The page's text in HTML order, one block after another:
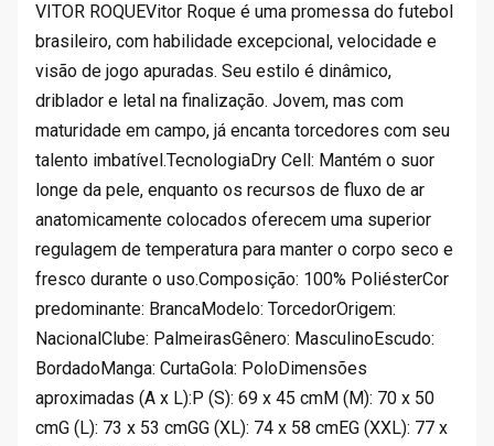
VITOR ROQUEVitor Roque é uma promessa do futebol
brasileiro, com habilidade excepcional, velocidade e
visão de jogo apuradas. Seu estilo é dinâmico,
driblador e letal na finalização. Jovem, mas com
maturidade em campo, já encanta torcedores com seu
talento imbatível.TecnologiaDry Cell: Mantém o suor
longe da pele, enquanto os recursos de fluxo de ar
anatomicamente colocados oferecem uma superior
regulagem de temperatura para manter o corpo seco e
fresco durante o uso.Composição: 100% PoliésterCor
predominante: BrancaModelo: TorcedorOrigem:
NacionalClube: PalmeirasGênero: MasculinoEscudo:
BordadoManga: CurtaGola: PoloDimensões
aproximadas (A x L):P (S): 69 x 45 cmM (M): 70 x 50
cmG (L): 73 x 53 cmGG (XL): 74 x 58 cmEG (XXL): 77 x